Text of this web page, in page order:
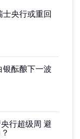
央行或重回
酝酿下一波
行超级周 避